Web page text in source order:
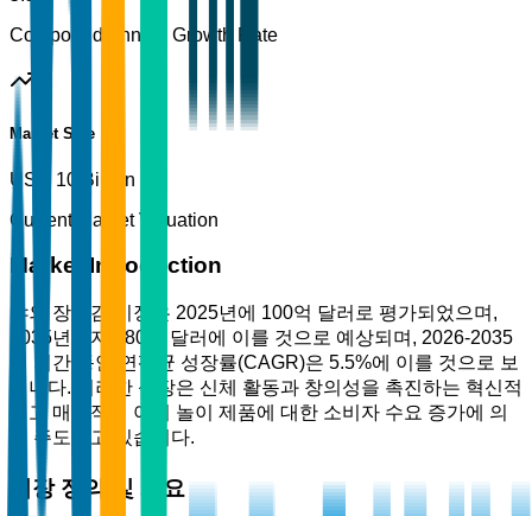
Compound Annual Growth Rate
Market Size
USD 10 Billion
Current Market Valuation
Market Introduction
야외 장난감 시장은 2025년에 100억 달러로 평가되었으며,
2035년까지 180억 달러에 이를 것으로 예상되며, 2026-2035
년 기간 동안 연평균 성장률(CAGR)은 5.5%에 이를 것으로 보
입니다. 이러한 성장은 신체 활동과 창의성을 촉진하는 혁신적
이고 매력적인 야외 놀이 제품에 대한 소비자 수요 증가에 의
해 주도되고 있습니다.
시장 정의 및 개요